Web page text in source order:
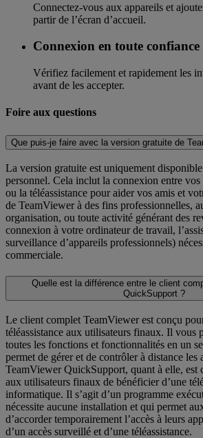
Connectez-vous aux appareils et
partir de l’écran d’accueil.
Connexion en toute confiance
Vérifiez facilement et rapidement les
avant de les accepter.
Foire aux questions
Que puis-je faire avec la version gratuite de
La version gratuite est uniquement
personnel. Cela inclut la connexion entre vos
ou la téléassistance pour aider vos amis et
de TeamViewer à des fins professionnelles,
organisation, ou toute activité générant des
connexion à votre ordinateur de travail,
surveillance d’appareils professionnels)
commerciale.
Quelle est la différence entre le client
QuickSupport ?
Le client complet TeamViewer est conçu
téléassistance aux utilisateurs finaux. Il vous
toutes les fonctions et fonctionnalités en un
permet de gérer et de contrôler à distance
TeamViewer QuickSupport, quant à elle, est
aux utilisateurs finaux de bénéficier d’une
informatique. Il s’agit d’un programme
nécessite aucune installation et qui permet
d’accorder temporairement l’accès à leurs
d’un accès surveillé et d’une téléassistance.